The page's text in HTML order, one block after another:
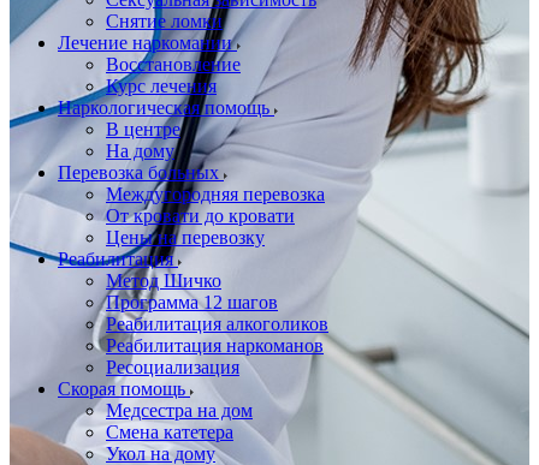
Снятие ломки
Лечение наркомании
Восстановление
Курс лечения
Наркологическая помощь
В центре
На дому
Перевозка больных
Междугородняя перевозка
От кровати до кровати
Цены на перевозку
Реабилитация
Метод Шичко
Программа 12 шагов
Реабилитация алкоголиков
Реабилитация наркоманов
Ресоциализация
Скорая помощь
Медсестра на дом
Смена катетера
Укол на дому